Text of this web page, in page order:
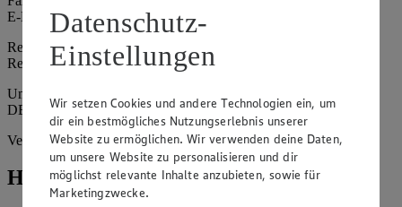
E-Mail: mischa.ludwig@minden.edeka.de
Registergericht: Amtsgericht Walsrode
Registernummer: HRA 205484
Umsatzsteuer-Identifikationsnummer gem. § 27a UStG:
DE352857914
Vertretungsberechtigte: Mischa Ludwig
Hinweise
Datenschutz-
Einstellungen
Wir setzen Cookies und andere Technologien ein, um
dir ein bestmögliches Nutzungserlebnis unserer
Website zu ermöglichen. Wir verwenden deine Daten,
um unsere Website zu personalisieren und dir
möglichst relevante Inhalte anzubieten, sowie für
Marketingzwecke.